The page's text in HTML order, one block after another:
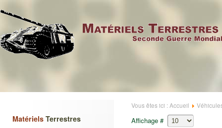
Matériels Terrestres
Vous êtes ici : Accueil
Affichage #